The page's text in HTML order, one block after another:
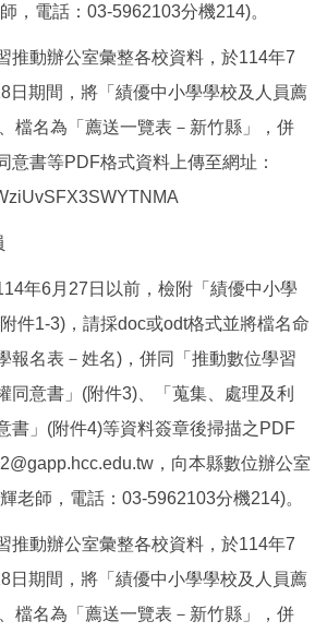
，電話：03-5962103分機214)。
推動辦公室彙整各校資料，於114年7
日期間，將「績優中小學學校及人員薦
檔名為「薦送一覽表－新竹縣」，併
意書等PDF格式資料上傳至網址：
年6月27日以前，檢附「績優中小學
件1-3)，請採doc或odt格式並將檔名命
報名表－姓名)，併同「推動數位學習
同意書」(附件3)、「蒐集、處理及利
書」(附件4)等資料簽章後掃描之PDF
，向本縣數位辦公室
老師，電話：03-5962103分機214)。
推動辦公室彙整各校資料，於114年7
日期間，將「績優中小學學校及人員薦
檔名為「薦送一覽表－新竹縣」，併